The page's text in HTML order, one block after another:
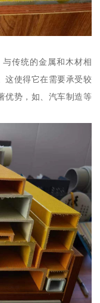
传统的金属和木材相
这使得它在需要承受较
优势，如、汽车制造等